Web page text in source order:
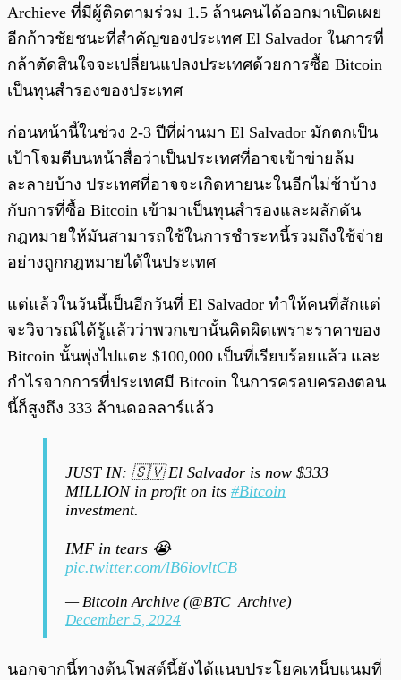
Archieve ที่มีผู้ติดตามร่วม 1.5 ล้านคนได้ออกมาเปิดเผย
อีกก้าวชัยชนะที่สำคัญของประเทศ El Salvador ในการที่
กล้าตัดสินใจจะเปลี่ยนแปลงประเทศด้วยการซื้อ Bitcoin
เป็นทุนสำรองของประเทศ
ก่อนหน้านี้ในช่วง 2-3 ปีที่ผ่านมา El Salvador มักตกเป็น
เป้าโจมตีบนหน้าสื่อว่าเป็นประเทศที่อาจเข้าข่ายล้ม
ละลายบ้าง ประเทศที่อาจจะเกิดหายนะในอีกไม่ช้าบ้าง
กับการที่ซื้อ Bitcoin เข้ามาเป็นทุนสำรองและผลักดัน
กฎหมายให้มันสามารถใช้ในการชำระหนี้รวมถึงใช้จ่าย
อย่างถูกกฎหมายได้ในประเทศ
แต่แล้วในวันนี้เป็นอีกวันที่ El Salvador ทำให้คนที่สักแต่
จะวิจารณ์ได้รู้แล้วว่าพวกเขานั้นคิดผิดเพราะราคาของ
Bitcoin นั้นพุ่งไปแตะ $100,000 เป็นที่เรียบร้อยแล้ว และ
กำไรจากการที่ประเทศมี Bitcoin ในการครอบครองตอน
นี้ก็สูงถึง 333 ล้านดอลลาร์แล้ว
JUST IN: 🇸🇻 El Salvador is now $333
MILLION in profit on its #Bitcoin
investment.
IMF in tears 😭
pic.twitter.com/lB6iovltCB
— Bitcoin Archive (@BTC_Archive)
December 5, 2024
นอกจากนี้ทางต้นโพสต์นี้ยังได้แนบประโยคเหน็บแนมที่